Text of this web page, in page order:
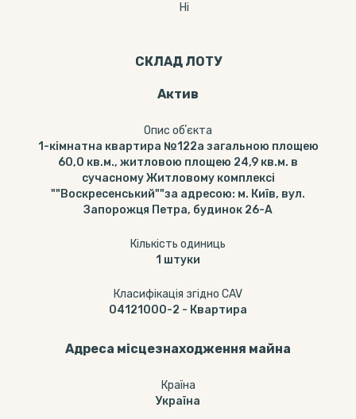
Ні
СКЛАД ЛОТУ
Актив
Опис обʼєкта
1-кімнатна квартира №122а загальною площею
60,0 кв.м., житловою площею 24,9 кв.м. в
сучасному Житловому комплексі
""Воскресенський""за адресою: м. Київ, вул.
Запорожця Петра, будинок 26-А
Кількість одиниць
1 штуки
Класифікація згідно CAV
04121000-2 - Квартира
Адреса місцезнаходження майна
Країна
Україна